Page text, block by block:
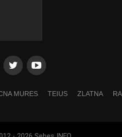
MURES TEIUS ZLATNA